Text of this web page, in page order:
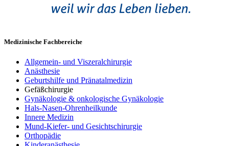
Medizinische Fachbereiche
Allgemein- und Viszeralchirurgie
Anästhesie
Geburtshilfe und Pränatalmedizin
Gefäßchirurgie
Gynäkologie & onkologische Gynäkologie
Hals-Nasen-Ohrenheilkunde
Innere Medizin
Mund-Kiefer- und Gesichtschirurgie
Orthopädie